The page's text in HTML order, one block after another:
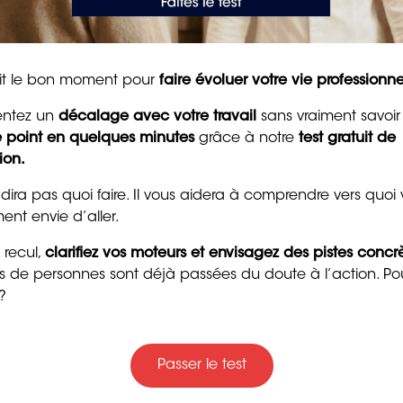
de la migraine
,” explique le Dr. Fiona Lambert,
sanguins peut être une réponse à
suggèrent que les changements dans l’activité
le CGRP (peptide lié au gène de la calcitonine)
la sensation de douleur.
sur les
50 messages
d’encouragement
pour raviver la
Trente messages
le bon moment pour faire évoluer votre vie
un décalage avec votre travail sans vraiment
point en quelques minutesgrâce à notre test gratuit de
dira pas quoi faire. Il vous aidera à comprendre vers quoi
envie d’aller.
recul, clarifiez vos moteurs et envisagez des pistes
de personnes sont déjà passées du doute à l’action.
Passer le test